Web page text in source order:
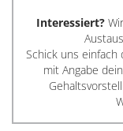
Interessiert?
Schick uns einfach
mit Angabe